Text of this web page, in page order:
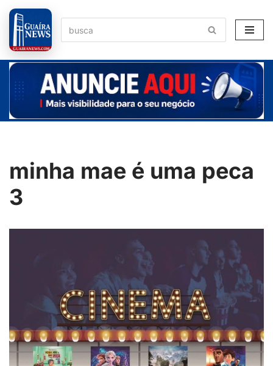
Pular
para
o
conteúdo
minha mae é uma peca
3